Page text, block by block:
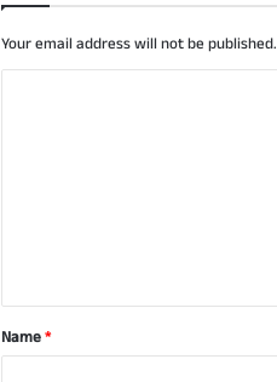
Your email address will not be published.
t
*Name*